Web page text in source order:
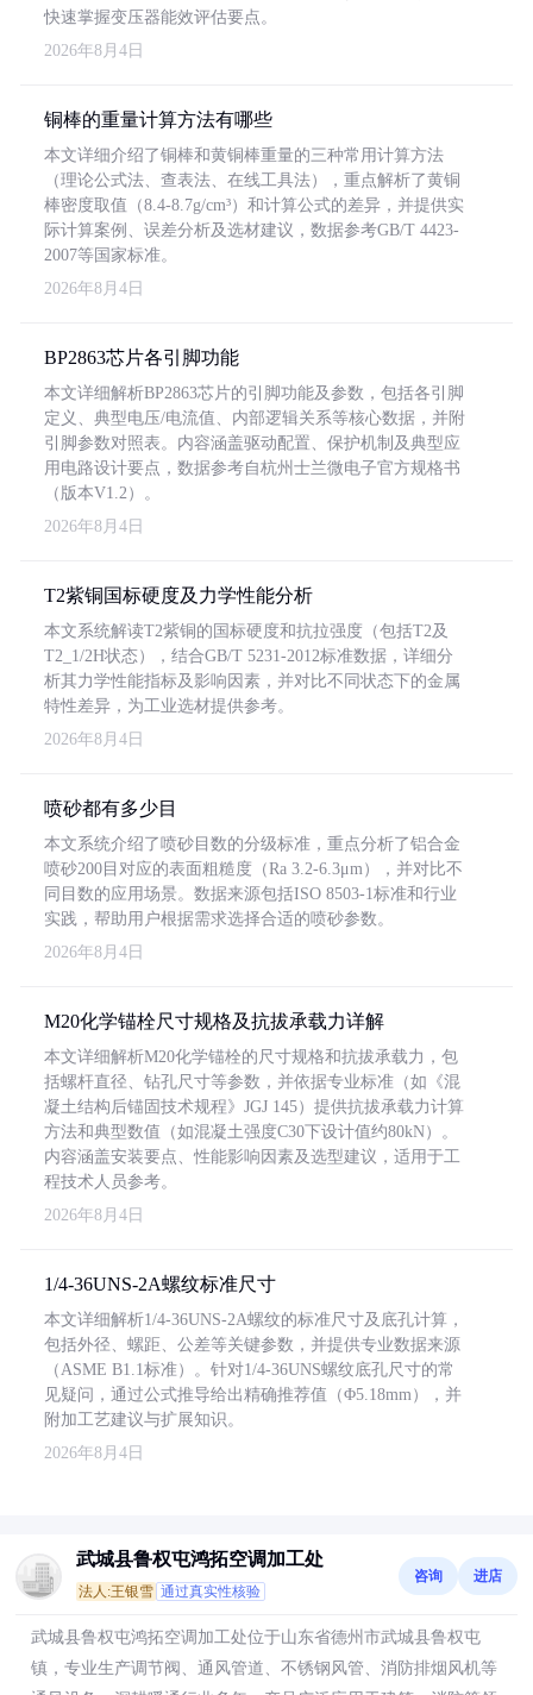
快速掌握变压器能效评估要点。
2026年8月4日
铜棒的重量计算方法有哪些
本文详细介绍了铜棒和黄铜棒重量的三种常用计算方法
（理论公式法、查表法、在线工具法），重点解析了黄铜
棒密度取值（8.4-8.7g/cm³）和计算公式的差异，并提供实
际计算案例、误差分析及选材建议，数据参考GB/T 4423-
2007等国家标准。
2026年8月4日
BP2863芯片各引脚功能
本文详细解析BP2863芯片的引脚功能及参数，包括各引脚
定义、典型电压/电流值、内部逻辑关系等核心数据，并附
引脚参数对照表。内容涵盖驱动配置、保护机制及典型应
用电路设计要点，数据参考自杭州士兰微电子官方规格书
（版本V1.2）。
2026年8月4日
T2紫铜国标硬度及力学性能分析
本文系统解读T2紫铜的国标硬度和抗拉强度（包括T2及
T2_1/2H状态），结合GB/T 5231-2012标准数据，详细分
析其力学性能指标及影响因素，并对比不同状态下的金属
特性差异，为工业选材提供参考。
2026年8月4日
喷砂都有多少目
本文系统介绍了喷砂目数的分级标准，重点分析了铝合金
喷砂200目对应的表面粗糙度（Ra 3.2-6.3μm），并对比不
同目数的应用场景。数据来源包括ISO 8503-1标准和行业
实践，帮助用户根据需求选择合适的喷砂参数。
2026年8月4日
M20化学锚栓尺寸规格及抗拔承载力详解
本文详细解析M20化学锚栓的尺寸规格和抗拔承载力，包
括螺杆直径、钻孔尺寸等参数，并依据专业标准（如《混
凝土结构后锚固技术规程》JGJ 145）提供抗拔承载力计算
方法和典型数值（如混凝土强度C30下设计值约80kN）。
内容涵盖安装要点、性能影响因素及选型建议，适用于工
程技术人员参考。
2026年8月4日
1/4-36UNS-2A螺纹标准尺寸
本文详细解析1/4-36UNS-2A螺纹的标准尺寸及底孔计算，
包括外径、螺距、公差等关键参数，并提供专业数据来源
（ASME B1.1标准）。针对1/4-36UNS螺纹底孔尺寸的常
见疑问，通过公式推导给出精确推荐值（Φ5.18mm），并
附加工艺建议与扩展知识。
2026年8月4日
武城县鲁权屯鸿拓空调加工处
法人:王银雪 通过真实性核验
咨询 进店
武城县鲁权屯鸿拓空调加工处位于山东省德州市武城县鲁权屯
镇，专业生产调节阀、通风管道、不锈钢风管、消防排烟风机等